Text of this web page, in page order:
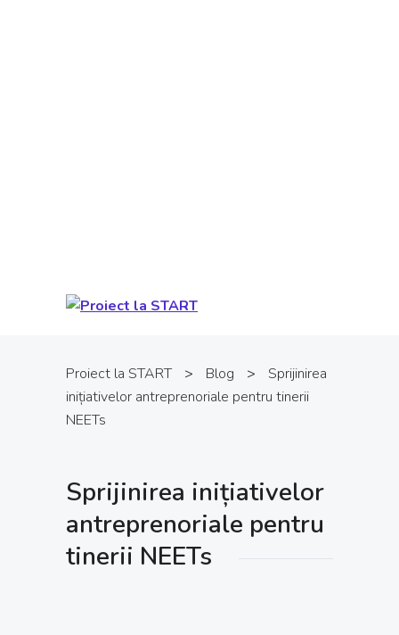
Proiect la START > Blog >
Sprijinirea
inițiativelor antreprenoriale pentru tinerii
NEETs
Sprijinirea inițiativelor
antreprenoriale pentru
tinerii NEETs